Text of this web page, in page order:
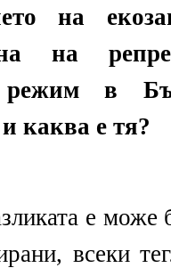
на
на
режим в
каква е тя?
е може
всеки